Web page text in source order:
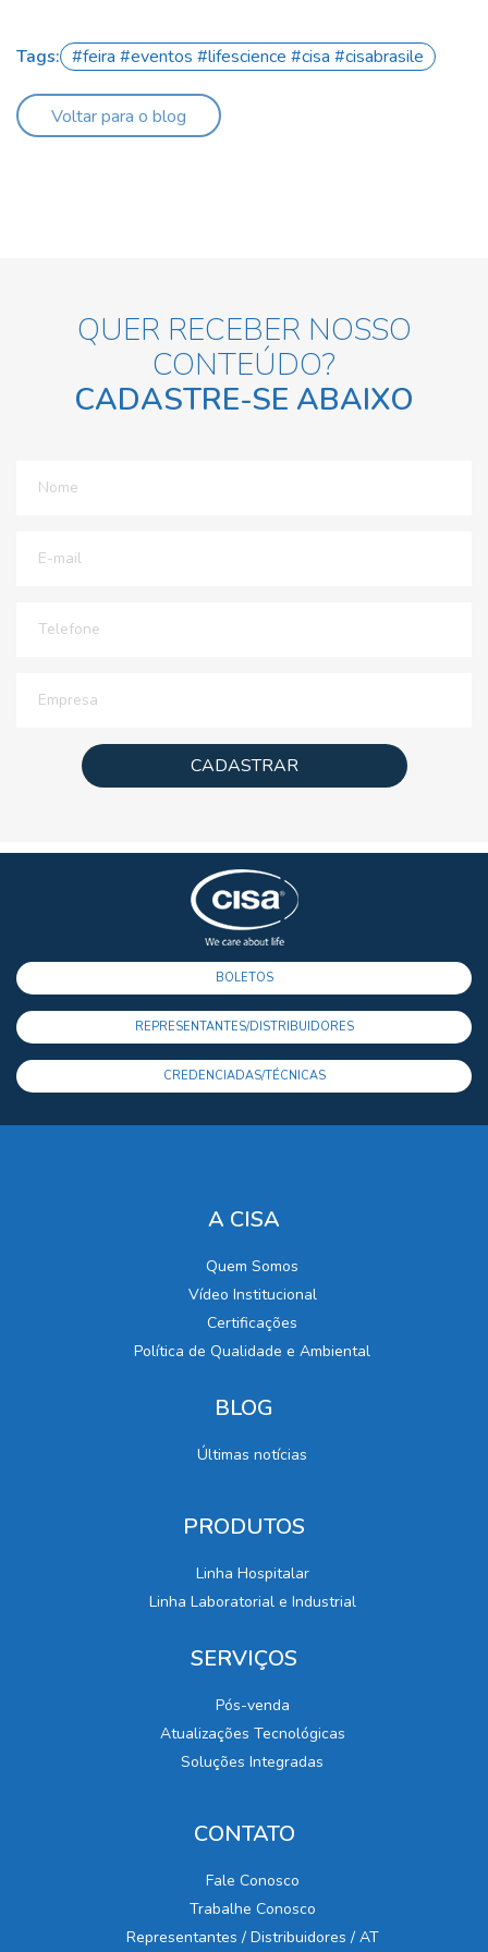
Tags: #feira #eventos #lifescience #cisa #cisabrasile
Voltar para o blog
QUER RECEBER NOSSO
CONTEÚDO?
CADASTRE-SE ABAIXO
CADASTRAR
BOLETOS
REPRESENTANTES/DISTRIBUIDORES
CREDENCIADAS/TÉCNICAS
A CISA
Quem Somos
Vídeo Institucional
Certificações
Política de Qualidade e Ambiental
BLOG
Últimas notícias
PRODUTOS
Linha Hospitalar
Linha Laboratorial e Industrial
SERVIÇOS
Pós-venda
Atualizações Tecnológicas
Soluções Integradas
CONTATO
Fale Conosco
Trabalhe Conosco
Representantes / Distribuidores / AT